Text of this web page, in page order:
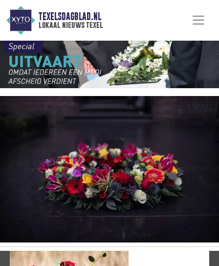
TEXELSDAGBLAD.NL
lokaal nieuws texel